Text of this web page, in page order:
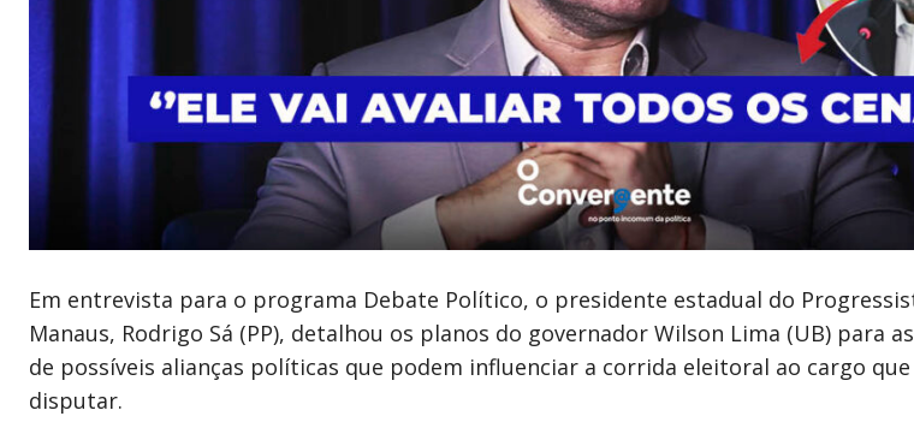
Em entrevista para o programa Debate Político, o presidente estadual do
Manaus, Rodrigo Sá (PP), detalhou os planos do governador Wilson Lima (UB) para
de possíveis alianças políticas que podem influenciar a corrida eleitoral ao cargo
disputar.